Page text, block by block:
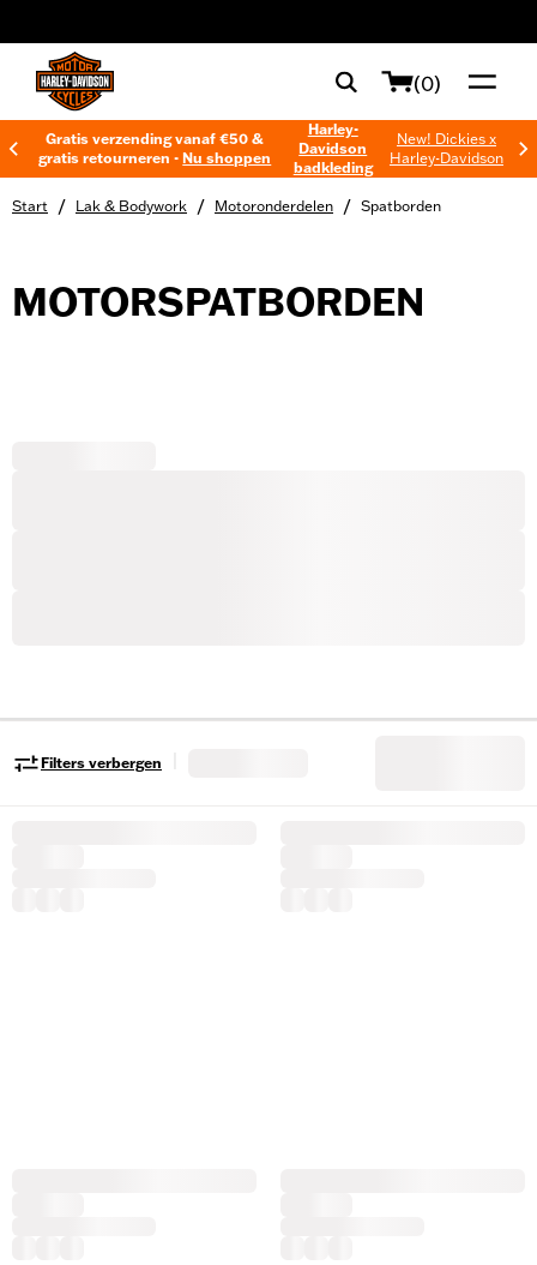
(0)
Gratis verzending vanaf €50 &
gratis retourneren -Nu shoppen
Harley-
Davidson
badkleding
New! Dickies x
Harley-Davidson
Start / Lak & Bodywork / Motoronderdelen / Spatborden
MOTORSPATBORDEN
Filters verbergen